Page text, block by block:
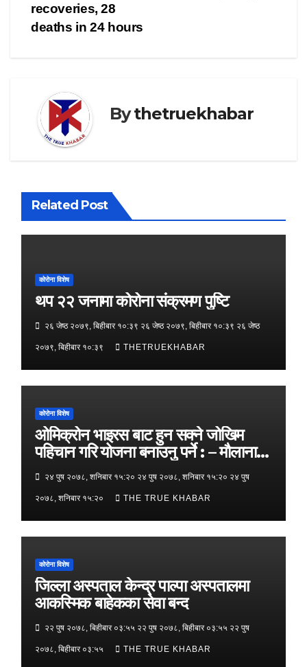
recoveries, 28
deaths in 24 hours
Bythetruekhabar
Related Post
कोरोना विशेष
थप २२ जनामा कोरोना संक्रमण पुष्टि
२६ जेष्ठ २०७९, बिहीबार १०:३९ २६ जेष्ठ २०७९, बिहीबार १०:३९ २६ जेष्ठ
२०७९, बिहीबार १०:३९ THETRUEKHABAR
कोरोना विशेष
ओमिक्रोन भाइरस बाट हुन सक्ने जोखिम
पहिचान गरि योजना बनाउनु पर्ने : – मौलाना
मशहूद२४ पुष २०७८, शनिबार १५:२० २४ पुष २०७८, शनिबार १५:२० २४ पुष
२०७८, शनिबार १५:२० THE TRUE KHABAR
कोरोना विशेष
जिल्ला अस्पताल केन्द्र पाल्पा अस्पतालमा
आकस्मिक बाहेकका सेवा बन्द
२२ पुष २०७८, बिहीबार ०३:५५ २२ पुष २०७८, बिहीबार ०३:५५ २२ पुष
२०७८, बिहीबार ०३:५५ THE TRUE KHABAR